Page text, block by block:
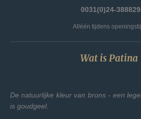
0031(0)24-
Alléén tijdens
Wat is Patina
De natuurlijke kleur van brons - een
is goudgeel.